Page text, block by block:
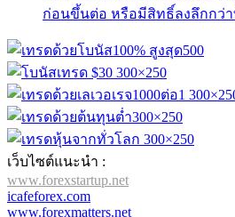
ก่อนขึ้นต่อ หรือมีสิทธิ์ลงลึกกว่
เว็บไซต์แนะนำ :
www.forexstartup.net
icafeforex.com
www.forexmatters.net